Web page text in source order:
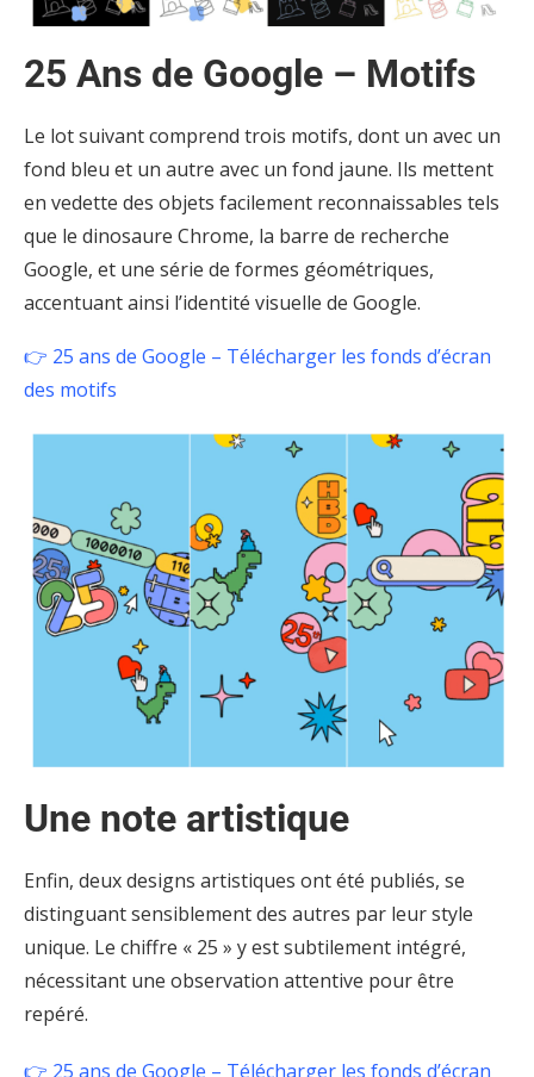
25 Ans de Google – Motifs
Le lot suivant comprend trois motifs, dont un avec un
fond bleu et un autre avec un fond jaune. Ils mettent
en vedette des objets facilement reconnaissables tels
que le dinosaure Chrome, la barre de recherche
Google, et une série de formes géométriques,
accentuant ainsi l’identité visuelle de Google.
👉 25 ans de Google – Télécharger les fonds d’écran
des motifs
Une note artistique
Enfin, deux designs artistiques ont été publiés, se
distinguant sensiblement des autres par leur style
unique. Le chiffre « 25 » y est subtilement intégré,
nécessitant une observation attentive pour être
repéré.
👉 25 ans de Google – Télécharger les fonds d’écran